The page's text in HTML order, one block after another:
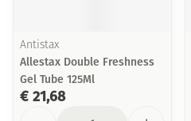
Antistax
Allestax Double Freshness
Gel Tube 125Ml
€ 21,68